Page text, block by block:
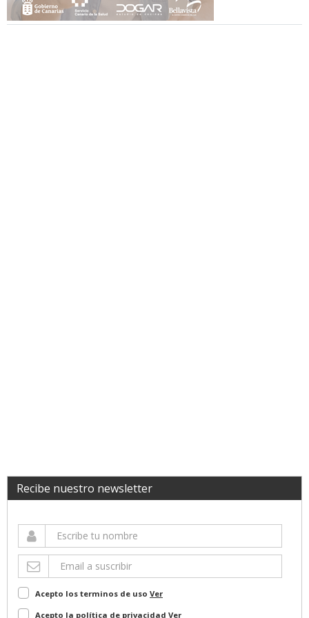
Recibe nuestro newsletter
Acepto los terminos de uso Ver
Acepto la política de privacidad Ver